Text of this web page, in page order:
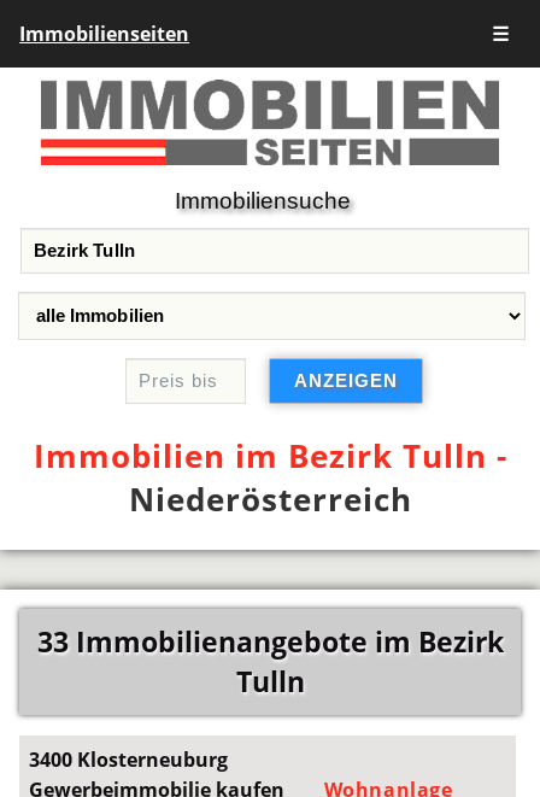
Immobilienseiten ☰
Immobiliensuche
Immobilien im Bezirk Tulln -
Niederösterreich
33 Immobilienangebote im Bezirk
Tulln
3400 Klosterneuburg
Gewerbeimmobilie kaufen
Wohnanlage